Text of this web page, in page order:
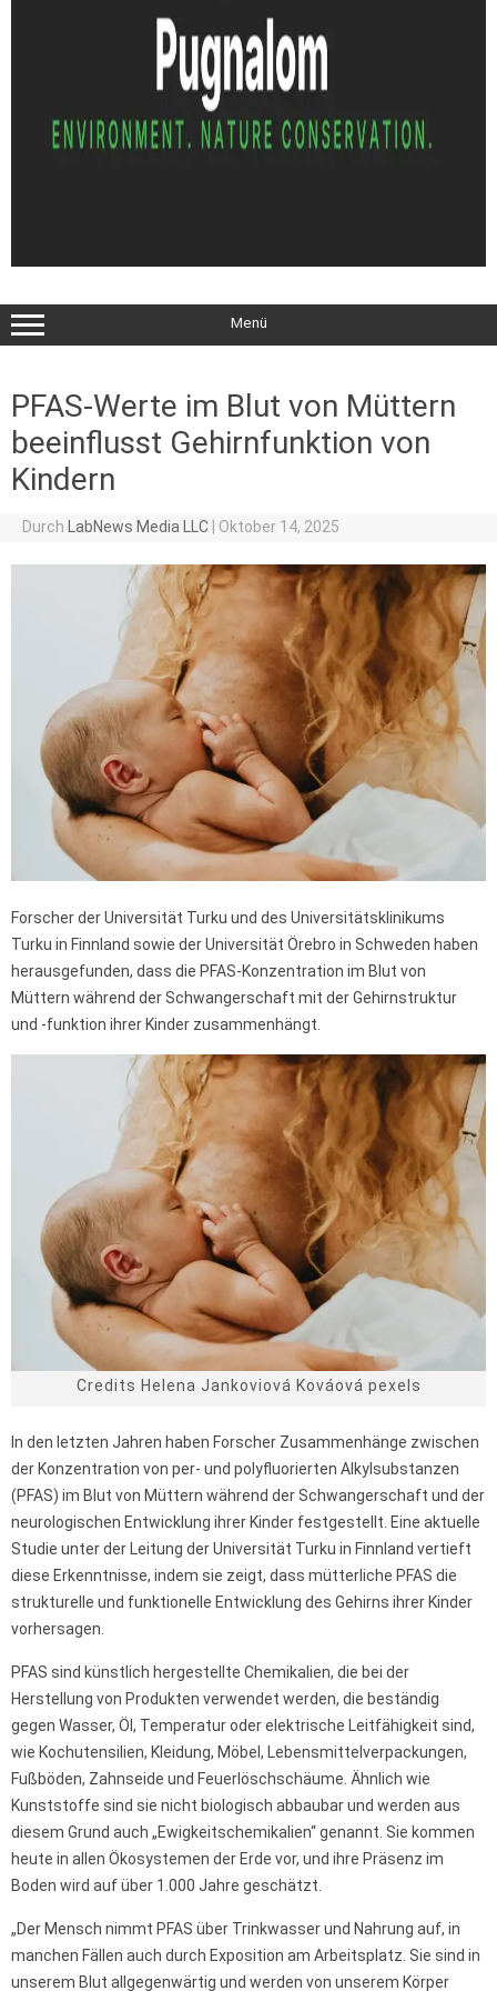
Menü
PFAS-Werte im Blut von Müttern
beeinflusst Gehirnfunktion von
Kindern
Durch LabNews Media LLC Oktober 14, 2025
Forscher der Universität Turku und des Universitätsklinikums
Turku in Finnland sowie der Universität Örebro in Schweden haben
herausgefunden, dass die PFAS-Konzentration im Blut von
Müttern während der Schwangerschaft mit der Gehirnstruktur
und -funktion ihrer Kinder zusammenhängt.
Credits Helena Jankoviová Kováová pexels
In den letzten Jahren haben Forscher Zusammenhänge zwischen
der Konzentration von per- und polyfluorierten Alkylsubstanzen
(PFAS) im Blut von Müttern während der Schwangerschaft und der
neurologischen Entwicklung ihrer Kinder festgestellt. Eine aktuelle
Studie unter der Leitung der Universität Turku in Finnland vertieft
diese Erkenntnisse, indem sie zeigt, dass mütterliche PFAS die
strukturelle und funktionelle Entwicklung des Gehirns ihrer Kinder
vorhersagen.
PFAS sind künstlich hergestellte Chemikalien, die bei der
Herstellung von Produkten verwendet werden, die beständig
gegen Wasser, Öl, Temperatur oder elektrische Leitfähigkeit sind,
wie Kochutensilien, Kleidung, Möbel, Lebensmittelverpackungen,
Fußböden, Zahnseide und Feuerlöschschäume. Ähnlich wie
Kunststoffe sind sie nicht biologisch abbaubar und werden aus
diesem Grund auch „Ewigkeitschemikalien“ genannt. Sie kommen
heute in allen Ökosystemen der Erde vor, und ihre Präsenz im
Boden wird auf über 1.000 Jahre geschätzt.
„Der Mensch nimmt PFAS über Trinkwasser und Nahrung auf, in
manchen Fällen auch durch Exposition am Arbeitsplatz. Sie sind in
unserem Blut allgegenwärtig und werden von unserem Körper